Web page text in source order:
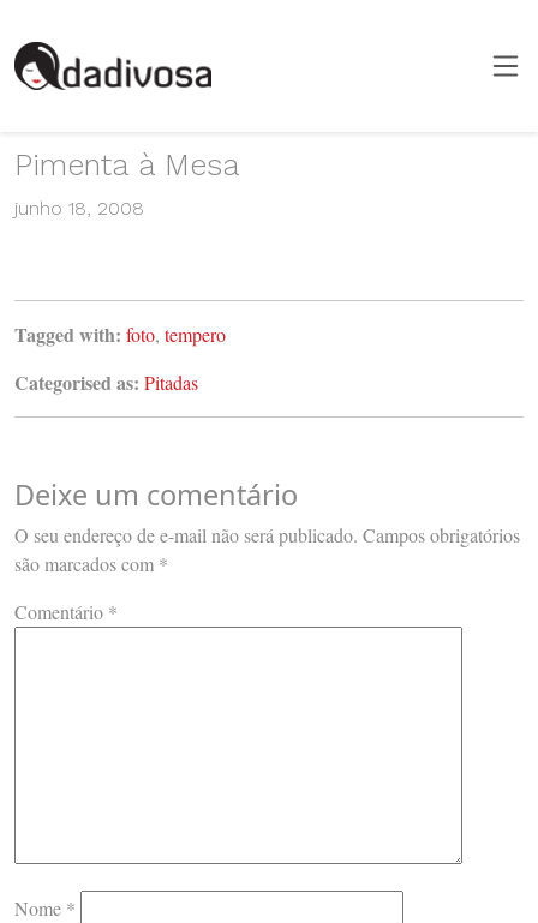
Pimenta à Mesa
junho 18, 2008
Tagged with: foto, tempero
Categorised as: Pitadas
Deixe um comentário
O seu endereço de e-mail não será publicado. Campos obrigatórios
são marcados com *
Comentário *
Nome *